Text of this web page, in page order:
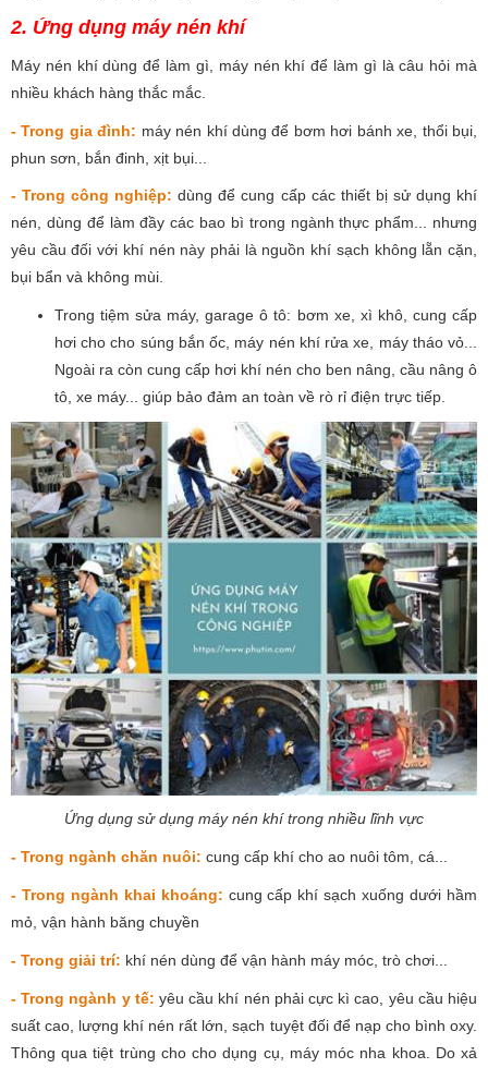
2. Ứng dụng máy nén khí
Máy nén khí dùng để làm gì, máy nén khí để làm gì là câu hỏi mà
nhiều khách hàng thắc mắc.
- Trong gia đình: máy nén khí dùng để bơm hơi bánh xe, thổi bụi,
phun sơn, bắn đinh, xịt bụi...
- Trong công nghiệp: dùng để cung cấp các thiết bị sử dụng khí
nén, dùng để làm đầy các bao bì trong ngành thực phẩm... nhưng
yêu cầu đối với khí nén này phải là nguồn khí sạch không lẵn cặn,
bụi bẩn và không mùi.
Trong tiệm sửa máy, garage ô tô: bơm xe, xì khô, cung cấp
hơi cho cho súng bắn ốc, máy nén khí rửa xe, máy tháo vỏ...
Ngoài ra còn cung cấp hơi khí nén cho ben nâng, cầu nâng ô
tô, xe máy... giúp bảo đảm an toàn về rò rỉ điện trực tiếp.
Ứng dụng sử dụng máy nén khí trong nhiều lĩnh vực
- Trong ngành chăn nuôi: cung cấp khí cho ao nuôi tôm, cá...
- Trong ngành khai khoáng: cung cấp khí sạch xuống dưới hầm
mỏ, vận hành băng chuyền
- Trong giải trí: khí nén dùng để vận hành máy móc, trò chơi...
- Trong ngành y tế: yêu cầu khí nén phải cực kì cao, yêu cầu hiệu
suất cao, lượng khí nén rất lớn, sạch tuyệt đối để nạp cho bình oxy.
Thông qua tiệt trùng cho cho dụng cụ, máy móc nha khoa. Do xả